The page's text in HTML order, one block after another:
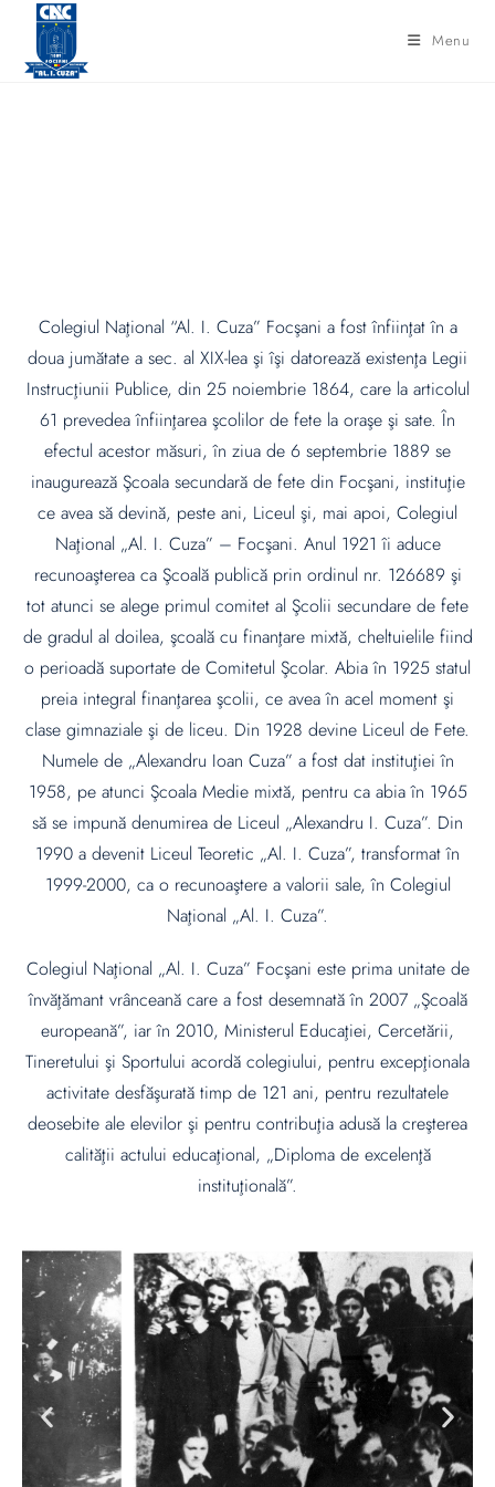
Menu
Colegiul Naţional “Al. I. Cuza” Focşani a fost înfiinţat în a
doua jumătate a sec. al XIX-lea şi îşi datorează existenţa Legii
Instrucţiunii Publice, din 25 noiembrie 1864, care la articolul
61 prevedea înfiinţarea şcolilor de fete la oraşe şi sate. În
efectul acestor măsuri, în ziua de 6 septembrie 1889 se
inaugurează Şcoala secundară de fete din Focşani, instituţie
ce avea să devină, peste ani, Liceul şi, mai apoi, Colegiul
Naţional „Al. I. Cuza” – Focşani. Anul 1921 îi aduce
recunoaşterea ca Şcoală publică prin ordinul nr. 126689 şi
tot atunci se alege primul comitet al Şcolii secundare de fete
de gradul al doilea, şcoală cu finanţare mixtă, cheltuielile fiind
o perioadă suportate de Comitetul Şcolar. Abia în 1925 statul
preia integral finanţarea şcolii, ce avea în acel moment şi
clase gimnaziale şi de liceu. Din 1928 devine Liceul de Fete.
Numele de „Alexandru Ioan Cuza” a fost dat instituţiei în
1958, pe atunci Şcoala Medie mixtă, pentru ca abia în 1965
să se impună denumirea de Liceul „Alexandru I. Cuza”. Din
1990 a devenit Liceul Teoretic „Al. I. Cuza”, transformat în
1999-2000, ca o recunoaştere a valorii sale, în Colegiul
Naţional „Al. I. Cuza”.
Colegiul Naţional „Al. I. Cuza” Focşani este prima unitate de
învăţămant vrânceană care a fost desemnată în 2007 „Şcoală
europeană”, iar în 2010, Ministerul Educaţiei, Cercetării,
Tineretului şi Sportului acordă colegiului, pentru excepţionala
activitate desfăşurată timp de 121 ani, pentru rezultatele
deosebite ale elevilor şi pentru contribuţia adusă la creşterea
calităţii actului educaţional, „Diploma de excelenţă
instituţională”.